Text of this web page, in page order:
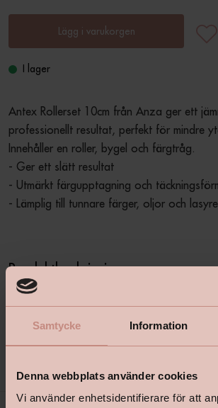
Samtycke Information
Denna webbplats använder cookies
Vi använder enhetsidentifierare för att
Lägg i varukorgen
I lager
Antex Rollerset 10cm från Anza ger ett
professionellt resultat, perfekt för mindre
Innehåller en roller, bygel och färgtråg.
- Ger ett slätt resultat
- Utmärkt färgupptagning och
- Lämplig till tunnare färger, oljor och
Produktbeskrivning
Specifikationer